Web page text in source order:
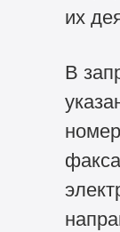
их
В